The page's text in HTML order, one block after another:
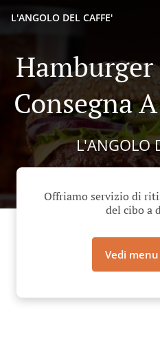
L'ANGOLO DEL CAFFE'
Consegna
L'ANGOLO
Offriamo servizio di
del cibo a
Vedi